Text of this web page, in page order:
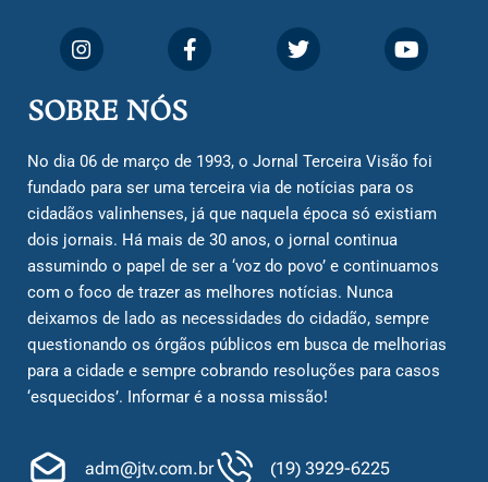
SOBRE NÓS
No dia 06 de março de 1993, o Jornal Terceira Visão foi
fundado para ser uma terceira via de notícias para os
cidadãos valinhenses, já que naquela época só existiam
dois jornais. Há mais de 30 anos, o jornal continua
assumindo o papel de ser a ‘voz do povo’ e continuamos
com o foco de trazer as melhores notícias. Nunca
deixamos de lado as necessidades do cidadão, sempre
questionando os órgãos públicos em busca de melhorias
para a cidade e sempre cobrando resoluções para casos
‘esquecidos’. Informar é a nossa missão!
adm@jtv.com.br
(19) 3929-6225